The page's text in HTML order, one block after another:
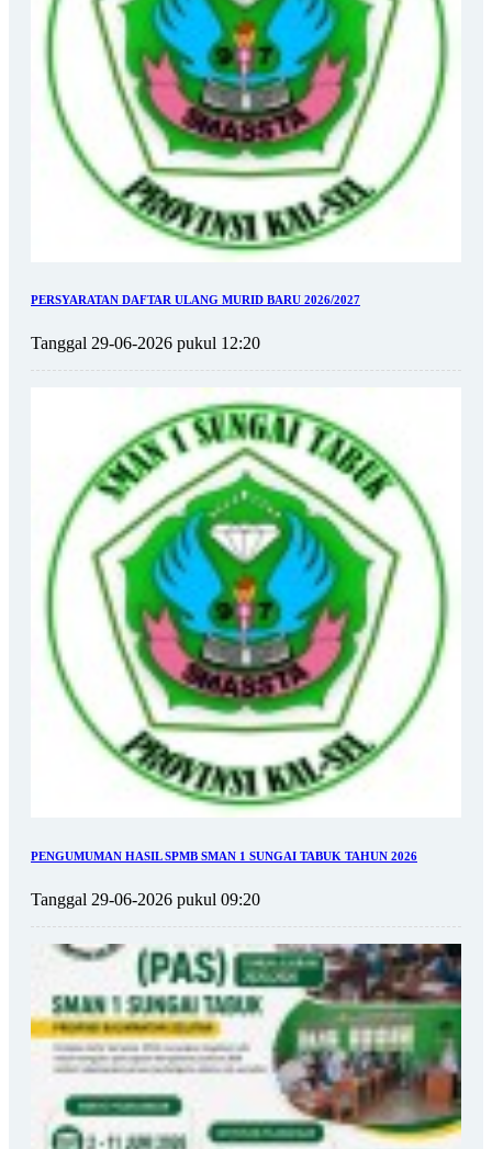
PERSYARATAN DAFTAR ULANG MURID BARU 2026/2027
Tanggal 29-06-2026 pukul 12:20
PENGUMUMAN HASIL SPMB SMAN 1 SUNGAI TABUK TAHUN 2026
Tanggal 29-06-2026 pukul 09:20